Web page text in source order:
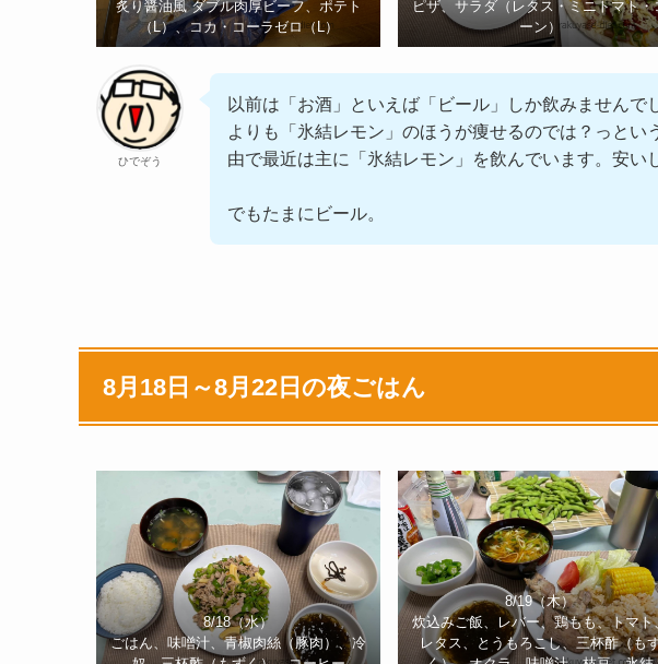
炙り醤油風 ダブル肉厚ビーフ、ポテト
（L）、コカ・コーラゼロ（L）
ピザ、サラダ（レタス・ミニトマト・
ーン）
ひでぞう
以前は「お酒」といえば「ビール」しか飲みませんで
よりも「氷結レモン」のほうが痩せるのでは？っとい
由で最近は主に「氷結レモン」を飲んでいます。安い
でもたまにビール。
8月18日～8月22日の夜ごはん
8/18（水）
ごはん、味噌汁、青椒肉絲（豚肉）、冷
8/19（木）
炊込みご飯、レバー、鶏もも、トマト
レタス、とうもろこし、三杯酢（も